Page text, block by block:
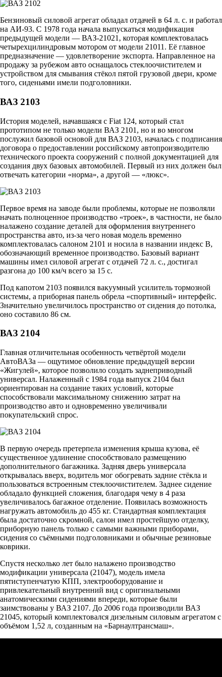
Бензиновый силовой агрегат обладал отдачей в 64 л. с. и работал
на АИ-93. С 1978 года начала выпускаться модификация
предыдущей модели — ВАЗ-21021, которая комплектовалась
четырехцилиндровым мотором от модели 21011. Её главное
предназначение — удовлетворение экспорта. Направленное на
продажу за рубежом авто оснащалось стеклоочистителем и
устройством для смывания стёкол пятой грузовой двери, кроме
того, сиденьями имели подголовники.
ВАЗ 2103
История моделей, начавшаяся с Fiat 124, который стал
прототипом не только модели ВАЗ 2101, но и во многом
послужил базовой основой для ВАЗ 2103, началась с подписания
договора о предоставлении российскому автопроизводителю
технического проекта сооружений с полной документацией для
создания двух базовых автомобилей. Первый из них должен был
отвечать категории «норма», а другой — «люкс».
Первое время на заводе были проблемы, которые не позволяли
начать полноценное производство «троек», в частности, не было
налажено создание деталей для оформления внутреннего
пространства авто, из-за чего новая модель временно
комплектовалась салоном 2101 и носила в названии индекс В,
обозначающий временное производство. Базовый вариант
машины имел силовой агрегат с отдачей 72 л. с., достигал
разгона до 100 км/ч всего за 15 с.
Под капотом 2103 появился вакуумный усилитель тормозной
системы, а приборная панель обрела «спортивный» интерфейс.
Значительно увеличилось пространство от сидения до потолка,
оно составило 86 см.
ВАЗ 2104
Главная отличительная особенность четвёртой модели
АвтоВАЗа — ощутимое обновление предыдущей версии
«Жигулей», которое позволило создать заднеприводный
универсал. Налаженный с 1984 года выпуск 2104 был
ориентирован на создание таких условий, которые
способствовали максимальному снижению затрат на
производство авто и одновременно увеличивали
покупательский спрос.
В первую очередь претерпела изменения крыша кузова, её
существенное удлинение способствовало размещению
дополнительного багажника. Задняя дверь универсала
открывалась вверх, водитель мог обогревать задние стёкла и
пользоваться встроенным стеклоочистителем. Заднее сидение
обладало функцией сложения, благодаря чему в 4 раза
увеличивалось багажное отделение. Появилась возможность
нагружать автомобиль до 455 кг. Стандартная комплектация
была достаточно скромной, салон имел простейшую отделку,
приборную панель только с самыми важными приборами,
сидения со съёмными подголовниками и обычные резиновые
коврики.
Спустя несколько лет было налажено производство
модификации универсала (21047), модель имела
пятиступенчатую КПП, электрооборудование и
привлекательный внутренний вид с оригинальными
анатомическими сидениями впереди, которые были
заимствованы у ВАЗ 2107. До 2006 года производили ВАЗ
21045, который комплектовался дизельным силовым агрегатом с
объёмом 1,52 л, созданным на «Барнаултрансмаш».